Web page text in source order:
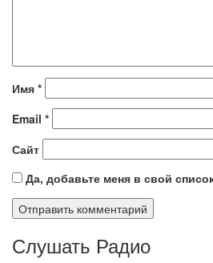
Имя *
Email *
Сайт
Да, добавьте меня в свой
Слушать Радио